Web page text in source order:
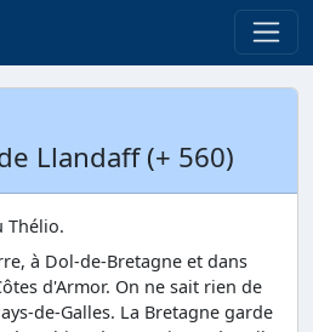
Llandaff (+ 560)
Thélio.
à Dol-de-Bretagne et dans
d'Armor. On ne sait rien de
de-Galles. La Bretagne garde